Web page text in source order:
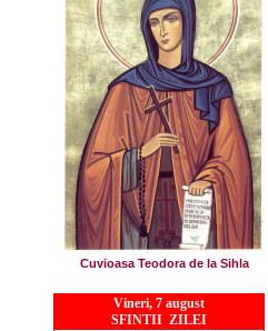
Cuvioasa Teodora de la Sihla
Vineri, 7 august
SFINTII ZILEI